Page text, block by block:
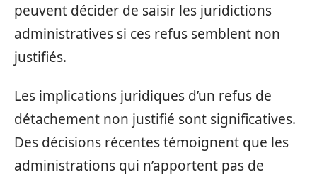
peuvent décider de saisir les juridictions
administratives si ces refus semblent non
justifiés.
Les implications juridiques d’un refus de
détachement non justifié sont significatives.
Des décisions récentes témoignent que les
administrations qui n’apportent pas de